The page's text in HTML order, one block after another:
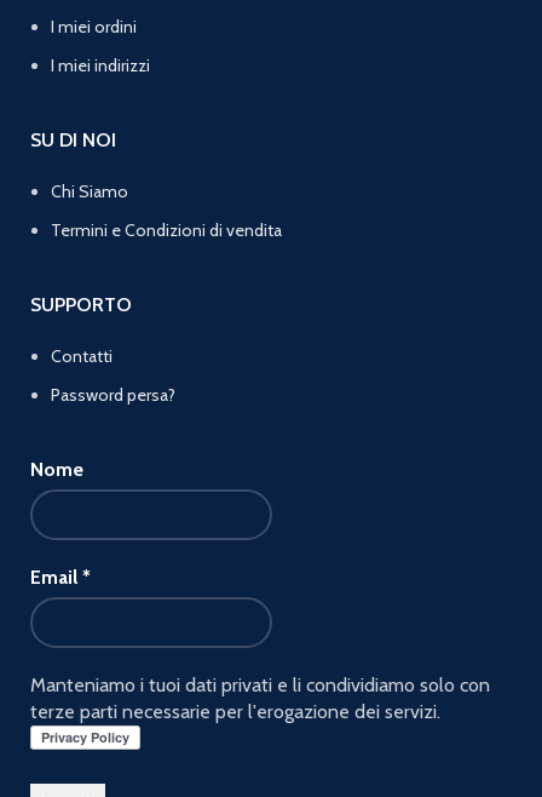
I miei ordini
I miei indirizzi
SU DI NOI
Chi Siamo
Termini e Condizioni di vendita
SUPPORTO
Contatti
Password persa?
Nome
Email *
Manteniamo i tuoi dati privati e li condividiamo solo con
terze parti necessarie per l'erogazione dei servizi.